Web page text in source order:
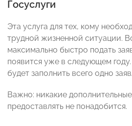
Госуслуги
Эта услуга для тех, кому
трудной жизненной ситуации.
максимально быстро подать
появится уже в следующем
будет заполнить всего одно
Важно: никакие
предоставлять не понадобится.